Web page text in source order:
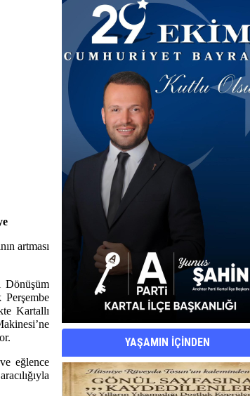
artması
Dönüşüm
Kartallı
eğlence
YAŞAMIN İÇİNDEN